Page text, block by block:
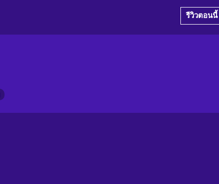
รีวิวตอนนี้